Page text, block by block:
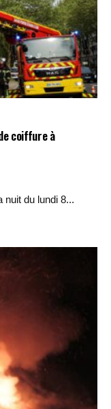
coiffure à
nuit du lundi 8...